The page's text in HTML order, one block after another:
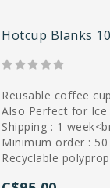
Hotcup Blanks
Reusable coffee
Also Perfect for
Shipping : 1
Minimum order : 50
Recyclable